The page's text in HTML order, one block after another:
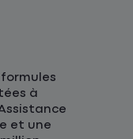
à
et une